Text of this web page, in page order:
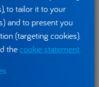
które
przynoszą korzyści
gdyż zawarte
poprawiają
to tailor it to your
and to present you
(targeting cookies).
thecookie statement.